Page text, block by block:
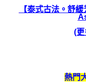
【泰式古法。舒
(
熱門